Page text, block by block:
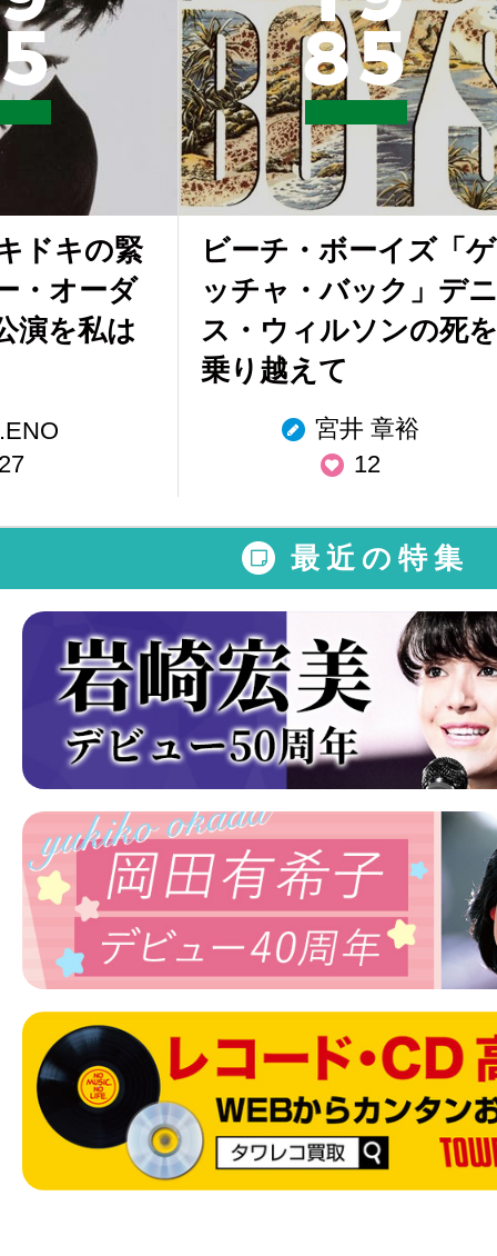
5
ドキの緊
・オーダ
演を私は
85
ビーチ・ボーイズ「ゲ
ッチャ・バック」デニ
ス・ウィルソンの死を
乗り越えて
宮井 章裕
12
最近の特集